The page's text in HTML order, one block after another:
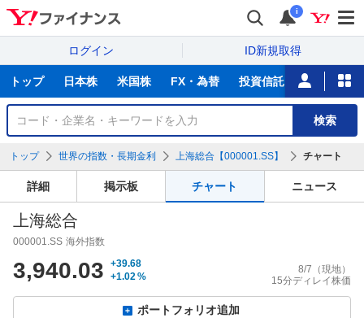
i
ログイン ID新規取得
サ
トップ 日本株 米国株 FX・為替 投資信託 ニュース
銘
検
検索
トップ 世界の指数・長期金利 上海総合【000001.SS】 チャート
詳細 掲示板 チャート ニュース
上海総合
000001.SS 海外指数
3,940.03
+39.68
+1.02%
8/7 （現地）
15分ディレイ株価
ポートフォリオ追加